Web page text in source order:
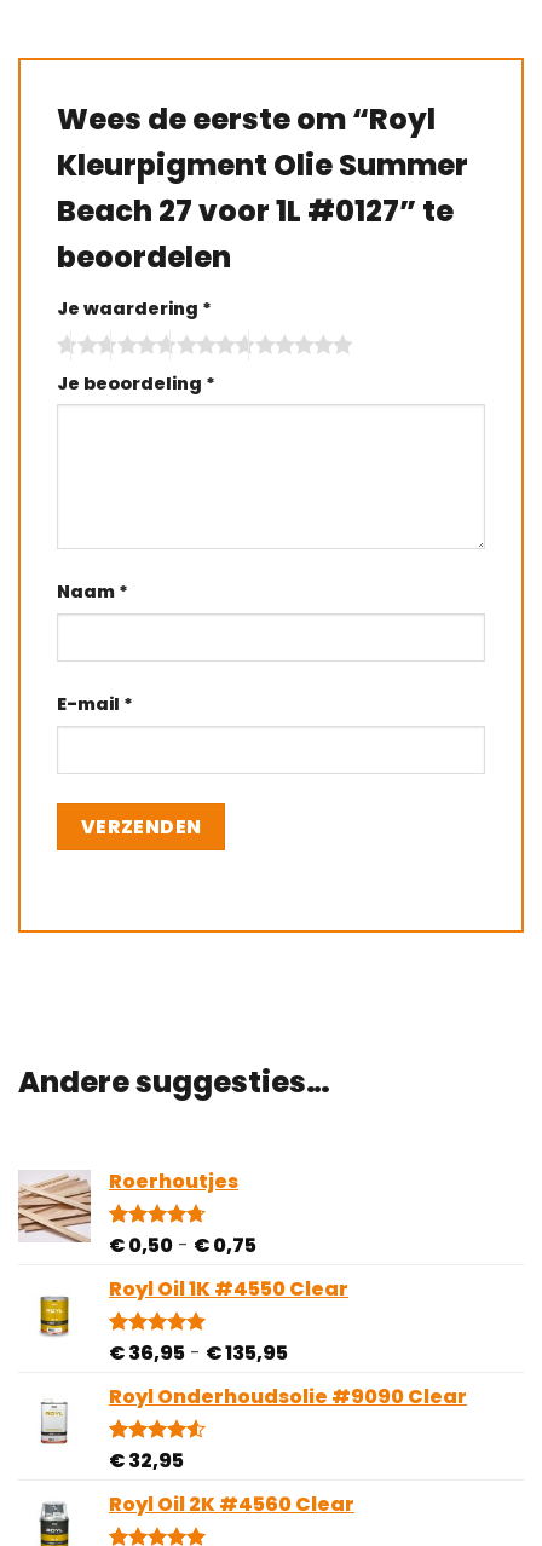
Wees de eerste om “Royl
Kleurpigment Olie Summer
Beach 27 voor 1L #0127” te
beoordelen
Je waardering *
Je beoordeling *
Naam *
E-mail *
Andere suggesties…
Roerhoutjes
Gewaardeerd
gebaseerd
op
3
klantbeoordelingen
€0,50 - €0,75Prijsklasse:
tot
Royl Oil 1K #4550 Clear
Gewaardeerd
gebaseerd
op
2
klantbeoordelingen
€36,95 - €135,95Prijsklasse:
tot
Royl Onderhoudsolie #9090 Clear
Gewaardeerd
gebaseerd
op
4
klantbeoordelingen
€32,95
Royl Oil 2K #4560 Clear